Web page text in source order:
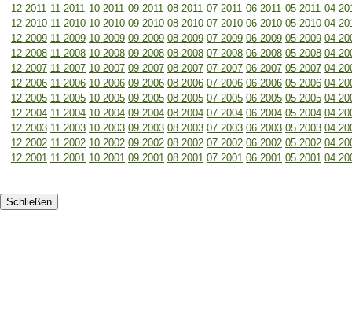
12 2011 11 2011 10 2011 09 2011 08 2011 07 2011 06 2011 05 2011 04
12 2010 11 2010 10 2010 09 2010 08 2010 07 2010 06 2010 05 2010 04
12 2009 11 2009 10 2009 09 2009 08 2009 07 2009 06 2009 05 2009 04
12 2008 11 2008 10 2008 09 2008 08 2008 07 2008 06 2008 05 2008 04
12 2007 11 2007 10 2007 09 2007 08 2007 07 2007 06 2007 05 2007 04
12 2006 11 2006 10 2006 09 2006 08 2006 07 2006 06 2006 05 2006 04
12 2005 11 2005 10 2005 09 2005 08 2005 07 2005 06 2005 05 2005 04
12 2004 11 2004 10 2004 09 2004 08 2004 07 2004 06 2004 05 2004 04
12 2003 11 2003 10 2003 09 2003 08 2003 07 2003 06 2003 05 2003 04
12 2002 11 2002 10 2002 09 2002 08 2002 07 2002 06 2002 05 2002 04
12 2001 11 2001 10 2001 09 2001 08 2001 07 2001 06 2001 05 2001 04